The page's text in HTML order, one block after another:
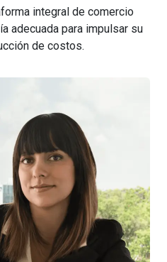
integral de comercio
adecuada para impulsar su
de costos.